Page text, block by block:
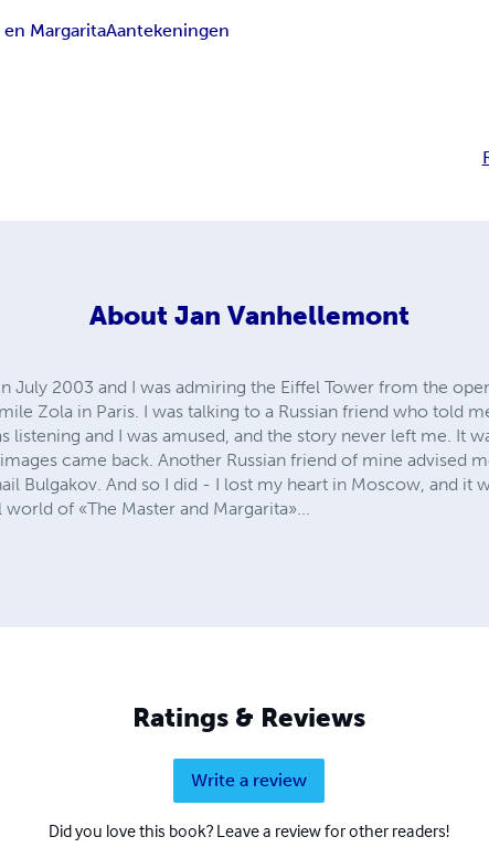
en MargaritaAantekeningen
About Jan Vanhellemont
July 2003 and I was admiring the Eiffel Tower from the
Zola in Paris. I was talking to a Russian friend who told
listening and I was amused, and the story never left me. It
came back. Another Russian friend of mine advised
Bulgakov. And so I did - I lost my heart in Moscow, and it
of «The Master and Margarita»...
Ratings & Reviews
Write a review
Did you love this book? Leave a review for other readers!